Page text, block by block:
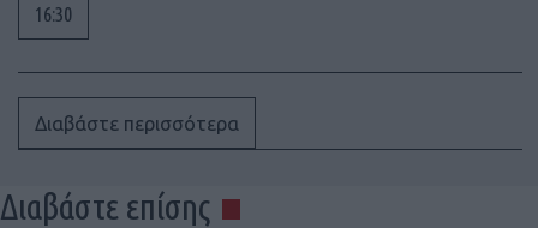
16:30
Διαβάστε περισσότερα
Διαβάστε επίσης